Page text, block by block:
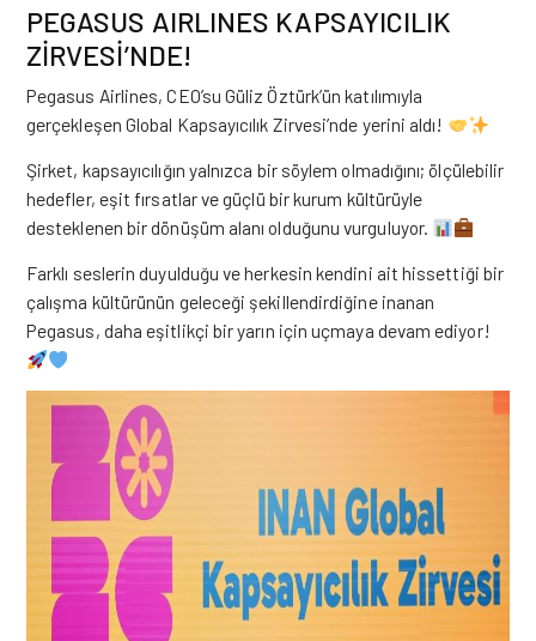
PEGASUS AIRLINES KAPSAYICILIK
ZİRVESİ’NDE!
Pegasus Airlines, CEO’su Güliz Öztürk’ün katılımıyla
gerçekleşen Global Kapsayıcılık Zirvesi’nde yerini aldı!
Şirket, kapsayıcılığın yalnızca bir söylem olmadığını; ölçülebilir
hedefler, eşit fırsatlar ve güçlü bir kurum kültürüyle
desteklenen bir dönüşüm alanı olduğunu vurguluyor.
Farklı seslerin duyulduğu ve herkesin kendini ait hissettiği bir
çalışma kültürünün geleceği şekillendirdiğine inanan
Pegasus, daha eşitlikçi bir yarın için uçmaya devam ediyor!